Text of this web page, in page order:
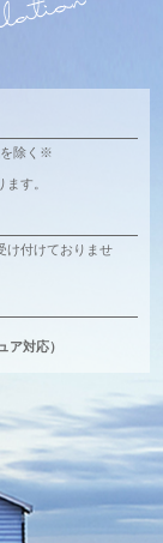
除く※
す。
け付けておりませ
ア対応）